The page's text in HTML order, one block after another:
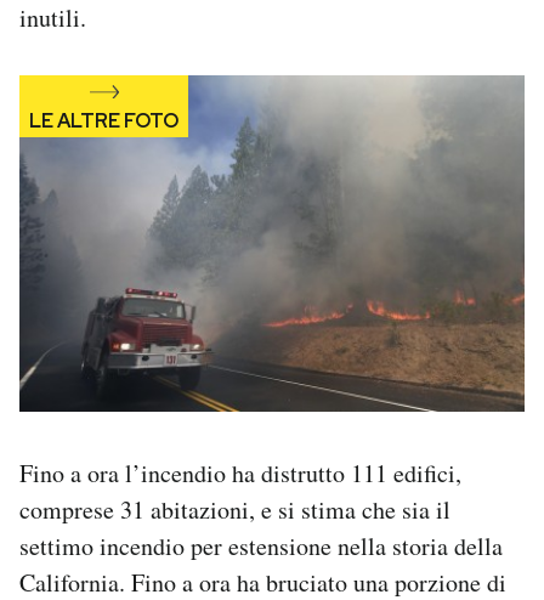
inutili.
Fino a ora l’incendio ha distrutto 111 edifici,
comprese 31 abitazioni, e si stima che sia il
settimo incendio per estensione nella storia della
California. Fino a ora ha bruciato una porzione di